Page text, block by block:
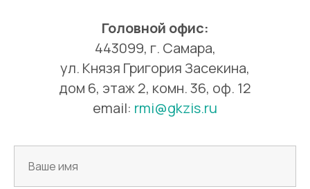
Головной офис:
443099, г. Самара,
ул. Князя Григория Засекина,
дом 6, этаж 2, комн. 36, оф. 12
email: rmi@gkzis.ru